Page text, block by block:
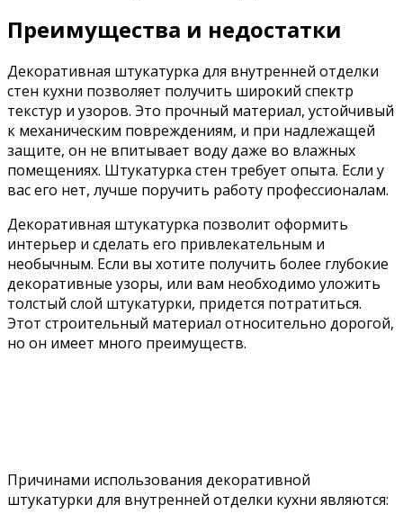
Преимущества и недостатки
Декоративная штукатурка для внутренней отделки
стен кухни позволяет получить широкий спектр
текстур и узоров. Это прочный материал, устойчивый
к механическим повреждениям, и при надлежащей
защите, он не впитывает воду даже во влажных
помещениях. Штукатурка стен требует опыта. Если у
вас его нет, лучше поручить работу профессионалам.
Декоративная штукатурка позволит оформить
интерьер и сделать его привлекательным и
необычным. Если вы хотите получить более глубокие
декоративные узоры, или вам необходимо уложить
толстый слой штукатурки, придется потратиться.
Этот строительный материал относительно дорогой,
но он имеет много преимуществ.
Причинами использования декоративной
штукатурки для внутренней отделки кухни являются: